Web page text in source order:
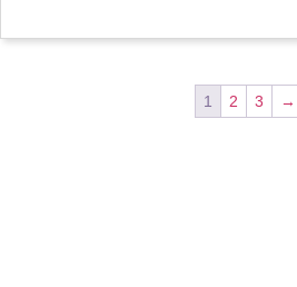
1 2 3 →